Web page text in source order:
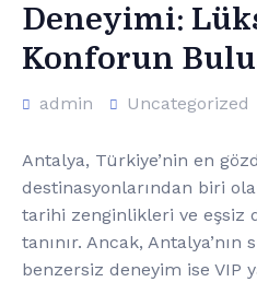
Special Day Events
List of water sports
Additional services
Türkçe
English
Deneyimi:
Konforun
admin Uncategorized
Antalya, Türkiye’nin en
destinasyonlarından biri
tarihi zenginlikleri ve eşsiz
tanınır. Ancak,
benzersiz deneyim ise VIP